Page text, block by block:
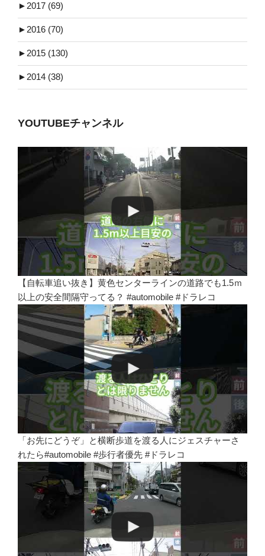
►2017 (69)
►2016 (70)
►2015 (130)
►2014 (38)
YOUTUBEチャンネル
【自転車追い抜き】黄色センターラインの道路でも1.5ｍ
以上の安全間隔守ってる？ #automobile #ドラレコ
「お先にどうぞ」と横断歩道を渡る人にジェスチャーさ
れたら#automobile #歩行者優先 #ドラレコ